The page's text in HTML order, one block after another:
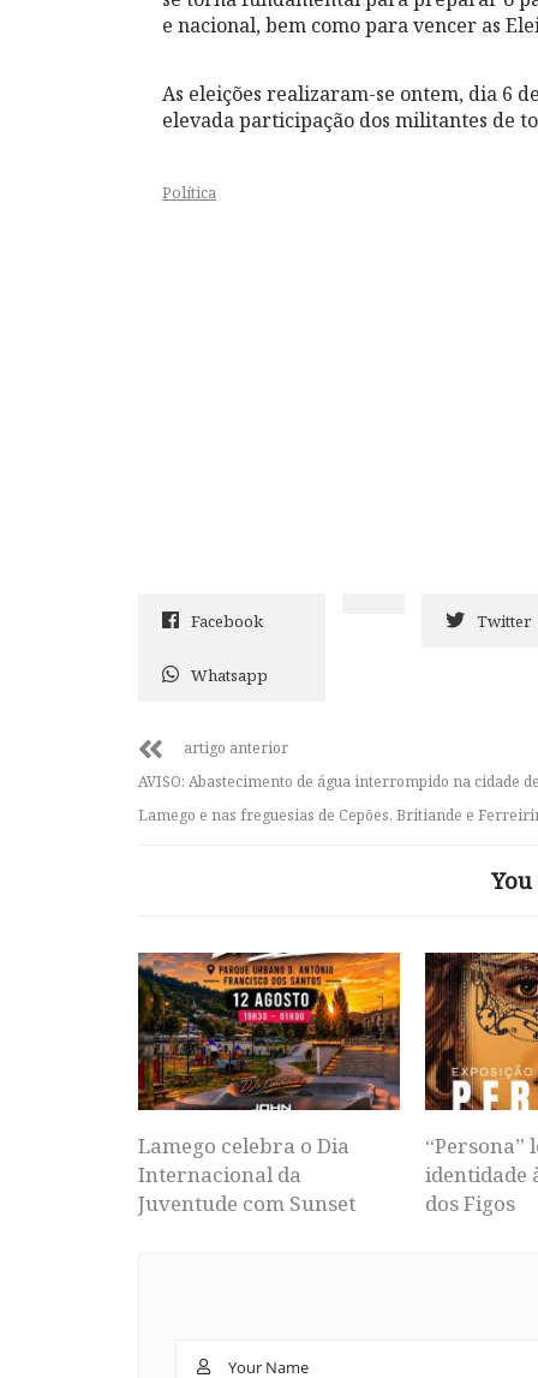
e nacional, bem como para vencer as
As eleições realizaram-se ontem, dia 6
elevada participação dos militantes de
Política
Facebook Twitter
Whatsapp
artigo anterior
AVISO: Abastecimento de água interrompido na cidade
Lamego e nas freguesias de Cepões, Britiande e
Lamego celebra o Dia
Internacional da
Juventude com Sunset
“Persona”
identidade
dos Figos